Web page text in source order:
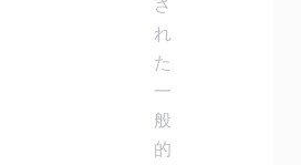
れ
た
一
般
的